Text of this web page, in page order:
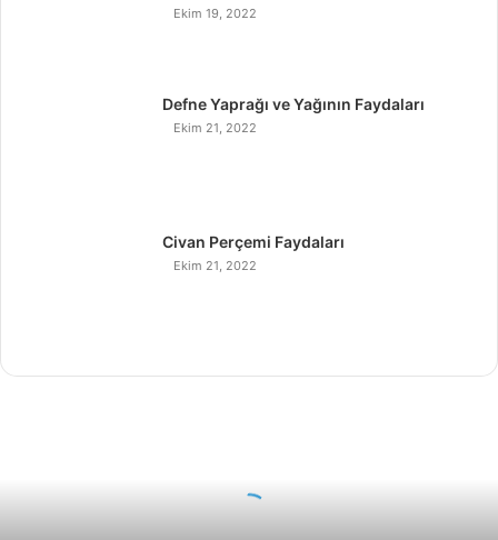
Ekim 19, 2022
Defne Yaprağı ve Yağının Faydaları
Ekim 21, 2022
Civan Perçemi Faydaları
Ekim 21, 2022